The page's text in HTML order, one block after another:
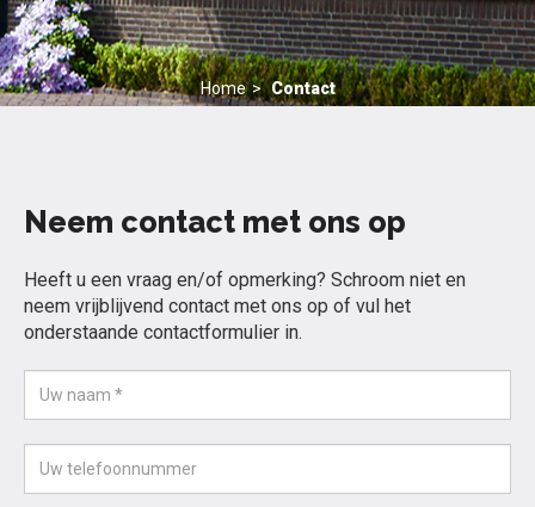
Home Contact
Neem contact met ons op
Heeft u een vraag en/of opmerking? Schroom niet en
neem vrijblijvend contact met ons op of vul het
onderstaande contactformulier in.